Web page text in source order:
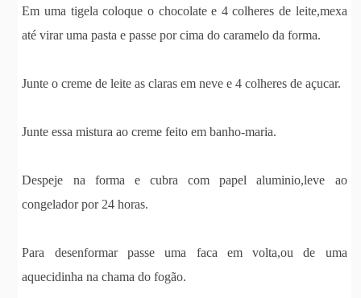
Em uma tigela coloque o chocolate e 4 colheres de leite,mexa
até virar uma pasta e passe por cima do caramelo da forma.
Junte o creme de leite as claras em neve e 4 colheres de açucar.
Junte essa mistura ao creme feito em banho-maria.
Despeje na forma e cubra com papel aluminio,leve ao
congelador por 24 horas.
Para desenformar passe uma faca em volta,ou de uma
aquecidinha na chama do fogão.